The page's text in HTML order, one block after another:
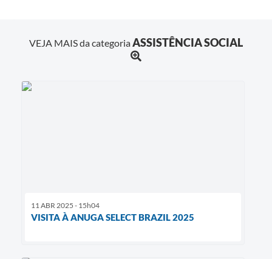
VEJA MAIS da categoriaASSISTÊNCIA SOCIAL
11 ABR 2025 - 15h04
VISITA À ANUGA SELECT BRAZIL 2025